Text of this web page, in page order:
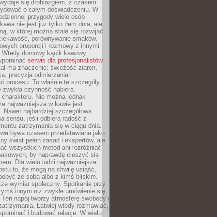
się drobiazgiem, z czasem
o całym doświadczeniu. W
przygody wiele osób
nie jest już tylko tłem dnia, ale
w której można stale się rozwijać.
porównywanie smaków,
proporcji i rozmowy z innymi
Wtedy domowy kącik kawowy
serwis dla profesjonalistów
ma znaczenie: świeżość ziaren,
precyzja odmierzania i
procesu. To właśnie te szczegóły
zwykła czynność nabiera
Nie można jednak
najważniejsza w kawie jest
Nawet najbardziej szczegółowa
sensu, jeśli odbiera radość z
zatrzymania się w ciągu dnia.
bywa czasem przedstawiana jako
świat pełen zasad i ekspertów, ale
wszystkich metod ani rozróżniać
by naprawdę cieszyć się
Dla wielu ludzi najważniejsze
to, że mogą na chwilę usiąść,
ze sobą albo z kimś bliskim.
wymiar społeczny. Spotkanie przy
innym niż zwykłe umówienie się
napój tworzy atmosferę swobody i
Łatwiej wtedy rozmawiać,
i budować relacje. W wielu